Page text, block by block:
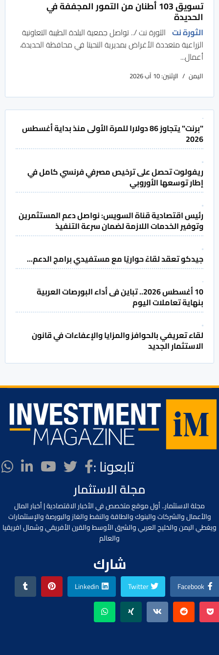
تسويق 103 أطنان من التمور المجففة في
الحديدة
الثورة نت الثورة نت /.. تواصل جمعية البلدة الطيبة التعاونية
الزراعية متعددة الأغراض بمديرية التحيتا في محافظة الحديدة،
أعمال...
اليمن الإثنين: 10 آب 2026
"برنت" يتجاوز 86 دولارا للمرة الأولى منذ بداية أغسطس
2026
ريفولوت تحصل على ترخيص مصرفي فرنسي كامل في
إطار توسعها الأوروبي
رئيس اقتصادية قناة السويس: نواصل دعم المستثمرين
وتوفير الخدمات اللازمة لضمان سرعة التنفيذ
جيدكو تعقد لقاءً حواريًا مع مستفيدي برامج الدعم...
10 أغسطس 2026.. تباين فى أداء البورصات العربية
بنهاية تعاملات اليوم
لقاء تعريفي بالحوافز والمزايا والإعفاءات في قانون
الاستثمار الجديد
تابعونا :
مجلة الاستثمار
مجلة الاستثمار.. أول موقع متخصص في الأخبار الاقتصادية | أخبار المال
والأعمال والشركات والبنوك والطاقة والنفط والغاز والبورصة والإستثمارات
ويغطي اليمن والخليج العربي والشرق الأوسط والقرن الأفريقي وشمال افريقيا
والعالم
شارك
Facebook
Twitter
Linkedin